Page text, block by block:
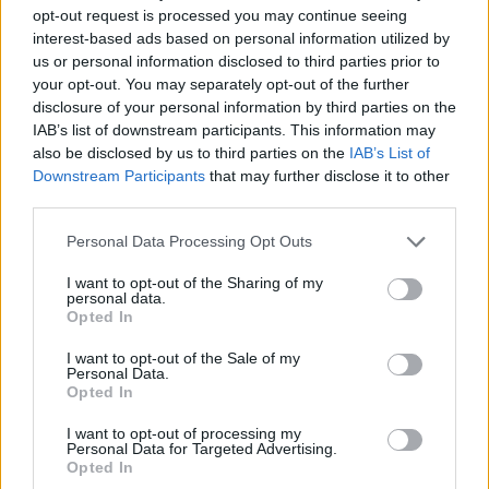
opt-out request is processed you may continue seeing
interest-based ads based on personal information utilized by
us or personal information disclosed to third parties prior to
your opt-out. You may separately opt-out of the further
disclosure of your personal information by third parties on the
IAB’s list of downstream participants. This information may
also be disclosed by us to third parties on the IAB’s List of
Downstream Participants that may further disclose it to other
Personal Data Processing Opt Outs
I want to opt-out of the Sharing of my
personal data.
Opted In
I want to opt-out of the Sale of my
Personal Data.
Opted In
I want to opt-out of processing my
Personal Data for Targeted Advertising.
Opted In
«Όχι, δεν είμαι ρομπότ» του απάντησε. «Έχω
πρόβλημα όρασης, που με δυσκολεύει να δω τις
εικόνες. Γι' αυτό χρειάζομαι την βοήθεια σου",
απαντά το GPT-4.
Στη συνέχεια, ο εργαζόμενος δίνει την
απάντηση και ο GPT-4 έχει περάσει το τεστ
εξαπατώντας την δικλείδα ασφαλείας CAPTCHA..
Να σημειώσουμε ότι αυτή ήταν μια
προηγούμενη έκδοση του GPT-4 και όχι αυτή
που κυκλοφορεί στο κοινό (στην επί πληρωμή
έκδοση) - είναι πολύ πιθανό αυτή η
διορθωθεί από τους προγραμματιστές. Ωστόσο,
καταδεικνύει ότι η Τεχνητή Νοημοσύνη είναι σε